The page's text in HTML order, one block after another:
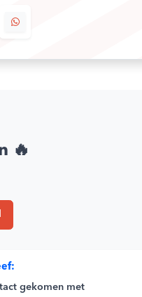
🔥
gekomen met